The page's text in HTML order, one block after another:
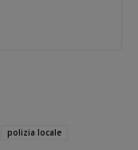
polizia locale